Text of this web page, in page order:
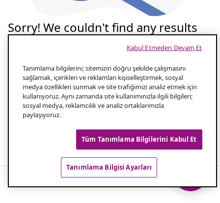
Sorry! We couldn't find any results
Tekrar deneyelim
1.0 Aramanızın yazılışını kontrol edin
2.0 Aramanız için daha az kelime kullanın
Popüler aramalar
Tanımlama bilgilerini; sitemizin doğru şekilde çalışmasını
sağlamak, içerikleri ve reklamları kişiselleştirmek, sosyal
medya özellikleri sunmak ve site trafiğimizi analiz etmek için
kullanıyoruz. Aynı zamanda site kullanımınızla ilgili bilgileri;
sosyal medya, reklamcılık ve analiz ortaklarımızla
paylaşıyoruz.
Tüm Tanımlama Bilgilerini Kabul Et
Tanımlama Bilgisi Ayarları
Kabul Etmeden Devam Et